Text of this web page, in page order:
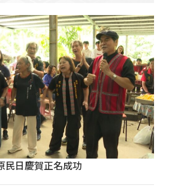
民日慶賀正名成功